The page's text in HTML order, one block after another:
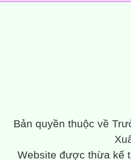
Bản quyền thuộc về
Website được thừa kế